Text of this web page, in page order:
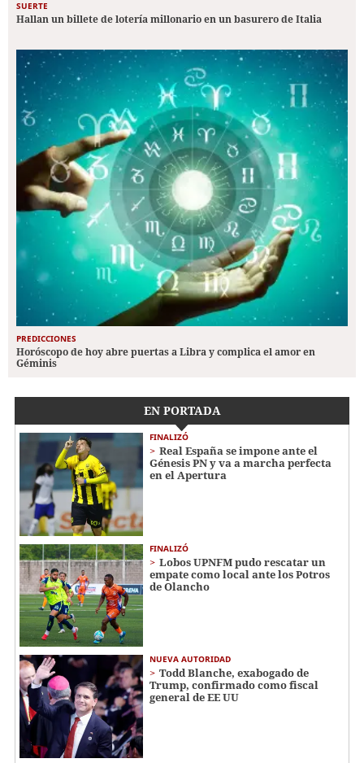
SUERTE
Hallan un billete de lotería millonario en un basurero de Italia
PREDICCIONES
Horóscopo de hoy abre puertas a Libra y complica el amor en
Géminis
EN PORTADA
FINALIZÓ
Real España se impone ante el
Génesis PN y va a marcha perfecta
en el Apertura
FINALIZÓ
Lobos UPNFM pudo rescatar un
empate como local ante los Potros
de Olancho
NUEVA AUTORIDAD
Todd Blanche, exabogado de
Trump, confirmado como fiscal
general de EE UU